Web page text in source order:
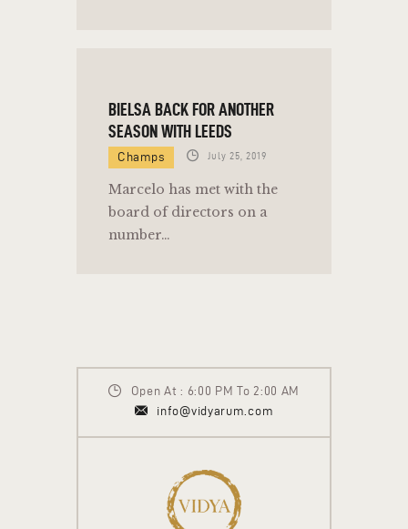
BIELSA BACK FOR ANOTHER
SEASON WITH LEEDS
Champs July 25, 2019
Marcelo has met with the
board of directors on a
number…
Open At : 6:00 PM To 2:00 AM
info@vidyarum.com